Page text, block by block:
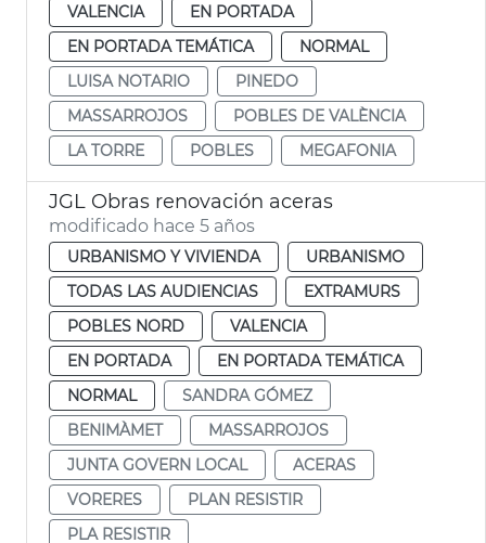
VALENCIA
EN PORTADA
EN PORTADA TEMÁTICA
NORMAL
LUISA NOTARIO
PINEDO
MASSARROJOS
POBLES DE VALÈNCIA
LA TORRE
POBLES MEGAFONIA
JGL Obras renovación aceras
modificado hace 5 años
URBANISMO Y VIVIENDA
URBANISMO
TODAS LAS AUDIENCIAS
EXTRAMURS
POBLES NORD
VALENCIA
EN PORTADA
EN PORTADA TEMÁTICA
NORMAL
SANDRA GÓMEZ
BENIMÀMET
MASSARROJOS
JUNTA GOVERN LOCAL
ACERAS
VORERES
PLAN RESISTIR
PLA RESISTIR